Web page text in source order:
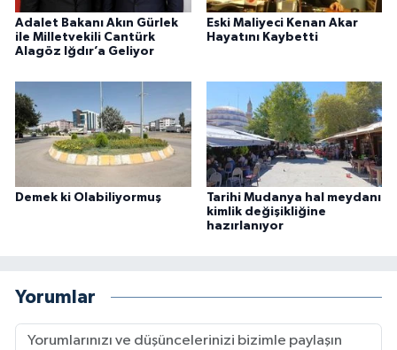
Adalet Bakanı Akın Gürlek
ile Milletvekili Cantürk
Alagöz Iğdır’a Geliyor
Eski Maliyeci Kenan Akar
Hayatını Kaybetti
Demek ki Olabiliyormuş
Tarihi Mudanya hal meydanı
kimlik değişikliğine
hazırlanıyor
Yorumlar